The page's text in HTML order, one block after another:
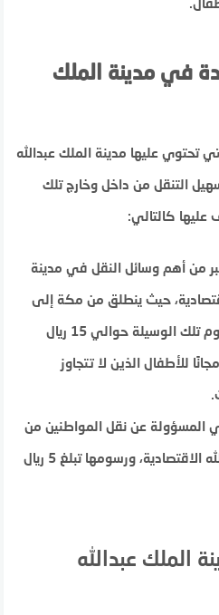
في مدينة الملك
تحتوي عليها مدينة الملك عبدالله
التنقل من داخل وخارج تلك
عليها كالتالي:
من أهم وسائل النقل في مدينة
حيث ينطلق من مكة إلى
المدينة، وتبلغ رسوم تلك الوسيلة حوالي 15 ريال
للأطفال الذين لا تتجاوز
المسؤولة عن نقل المواطنين من
مدينة الملك عبدالله الاقتصادية، ورسومها تبلغ 5 ريال
الملك عبدالله